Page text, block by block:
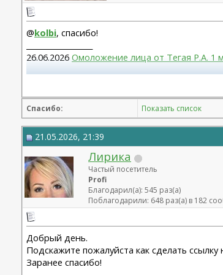
@kolbi, спасибо!
26.06.2026 Омоложение лица от Тегая Р.А. 1
Круговая блефаропластика, 24.02.2023 г.,
Спасибо: Показать список
21.05.2026, 21:39
Лирика
Частый посетитель
Profi
Благодарил(а): 545 раз(а)
Поблагодарили: 648 раз(а) в 182
Добрый день.
Подскажите пожалуйста как сделать
Заранее спасибо!